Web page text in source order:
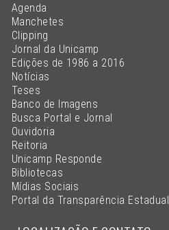
Agenda
Manchetes
Clipping
Jornal da Unicamp
Edições de 1986 a 2016
Notícias
Teses
Banco de Imagens
Busca Portal e Jornal
Ouvidoria
Reitoria
Unicamp Responde
Bibliotecas
Mídias Sociais
Portal da Transparência Estadual